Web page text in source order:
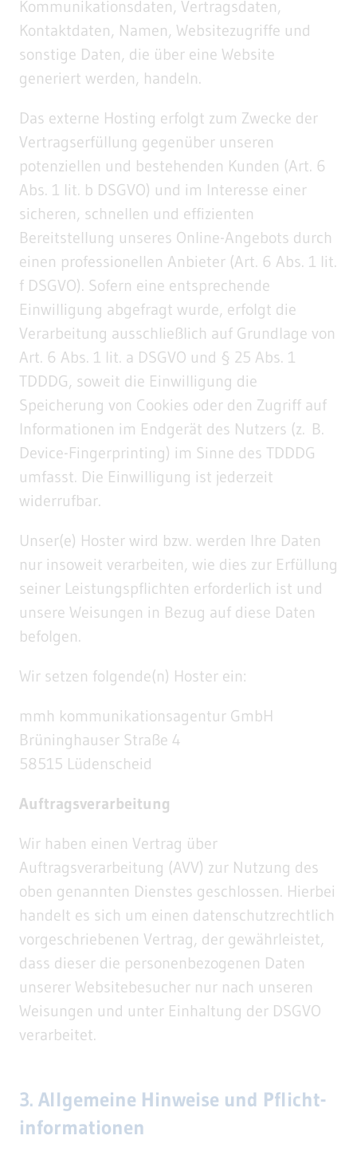
Kommunikationsdaten, Vertragsdaten,
Kontaktdaten, Namen, Websitezugriffe und
sonstige Daten, die über eine Website
generiert werden, handeln.
Das externe Hosting erfolgt zum Zwecke der
Vertragserfüllung gegenüber unseren
potenziellen und bestehenden Kunden (Art. 6
Abs. 1 lit. b DSGVO) und im Interesse einer
sicheren, schnellen und effizienten
Bereitstellung unseres Online-Angebots durch
einen professionellen Anbieter (Art. 6 Abs. 1 lit.
f DSGVO). Sofern eine entsprechende
Einwilligung abgefragt wurde, erfolgt die
Verarbeitung ausschließlich auf Grundlage von
Art. 6 Abs. 1 lit. a DSGVO und § 25 Abs. 1
TDDDG, soweit die Einwilligung die
Speicherung von Cookies oder den Zugriff auf
Informationen im Endgerät des Nutzers (z. B.
Device-Fingerprinting) im Sinne des TDDDG
umfasst. Die Einwilligung ist jederzeit
widerrufbar.
Unser(e) Hoster wird bzw. werden Ihre Daten
nur insoweit verarbeiten, wie dies zur Erfüllung
seiner Leistungspflichten erforderlich ist und
unsere Weisungen in Bezug auf diese Daten
befolgen.
Wir setzen folgende(n) Hoster ein:
mmh kommunikationsagentur GmbH
Brüninghauser Straße 4
58515 Lüdenscheid
Auftragsverarbeitung
Wir haben einen Vertrag über
Auftragsverarbeitung (AVV) zur Nutzung des
oben genannten Dienstes geschlossen. Hierbei
handelt es sich um einen datenschutzrechtlich
vorgeschriebenen Vertrag, der gewährleistet,
dass dieser die personenbezogenen Daten
unserer Websitebesucher nur nach unseren
Weisungen und unter Einhaltung der DSGVO
verarbeitet.
3. Allgemeine Hinweise und Pflicht­
informationen